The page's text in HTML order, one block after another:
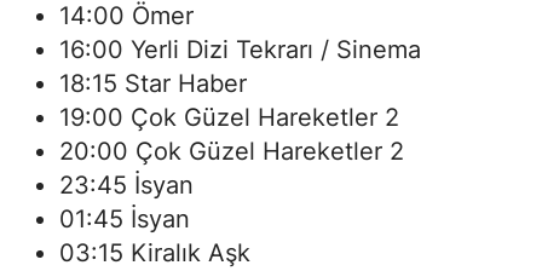
14:00 Ömer
16:00 Yerli Dizi Tekrarı / Sinema
18:15 Star Haber
19:00 Çok Güzel Hareketler 2
20:00 Çok Güzel Hareketler 2
23:45 İsyan
01:45 İsyan
03:15 Kiralık Aşk